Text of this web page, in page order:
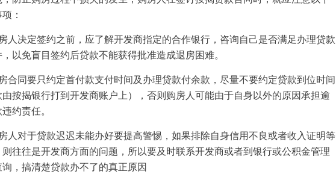
：
人决定签约之前，应了解开发商指定的合作银行，咨询自己是否满足办理贷款
，以免盲目签约后贷款不能获得批准造成退房困难。
合同要只约定首付款支付时间及办理贷款付余款，尽量不要约定贷款到位时间
由按揭银行打到开发商账户上），否则购房人可能由于自身以外的原因承担逾
约责任。
人对于贷款迟迟未能办好要提高警惕，如果排除自身信用不良或者收入证明等
则往往是开发商方面的问题，所以要及时联系开发商或者到银行或公积金管理
询，搞清楚贷款办不了的真正原因